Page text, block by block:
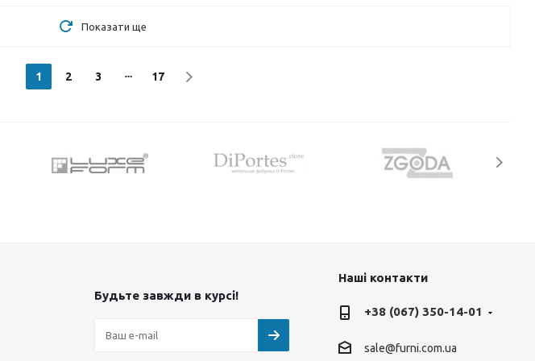
Показати ще
1 2 3 17
Будьте завжди в курсі!
Наші контакти
+38 (067) 350-14-01
sale@furni.com.ua